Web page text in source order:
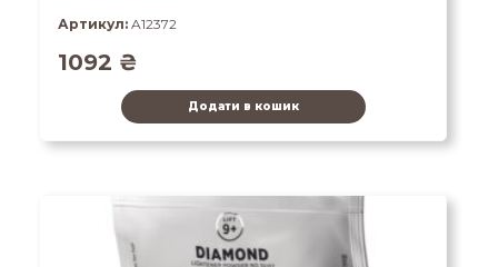
Артикул: A12372
1092 ₴
Додати в кошик